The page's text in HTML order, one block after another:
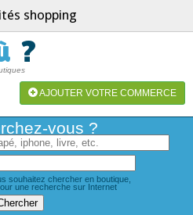
shopping
?
AJOUTER VOTRE COMMERCE
vous ?
souhaitez chercher en boutique,
une recherche sur Internet